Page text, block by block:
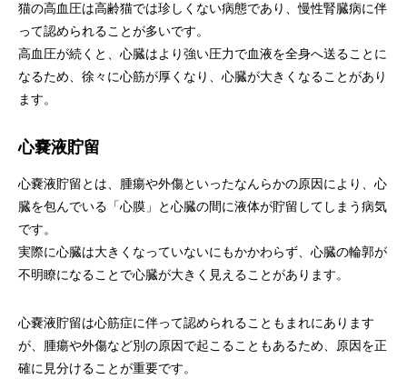
猫の高血圧は高齢猫では珍しくない病態であり、慢性腎臓病に伴
って認められることが多いです。
高血圧が続くと、心臓はより強い圧力で血液を全身へ送ることに
なるため、徐々に心筋が厚くなり、心臓が大きくなることがあり
ます。
心嚢液貯留
心嚢液貯留とは、腫瘍や外傷といったなんらかの原因により、心
臓を包んでいる「心膜」と心臓の間に液体が貯留してしまう病気
です。
実際に心臓は大きくなっていないにもかかわらず、心臓の輪郭が
不明瞭になることで心臓が大きく見えることがあります。
心嚢液貯留は心筋症に伴って認められることもまれにあります
が、腫瘍や外傷など別の原因で起こることもあるため、原因を正
確に見分けることが重要です。